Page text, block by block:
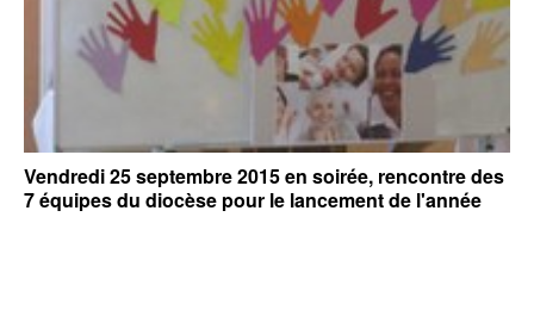
Vendredi 25 septembre 2015 en soirée, rencontre des
7 équipes du diocèse pour le lancement de l'année